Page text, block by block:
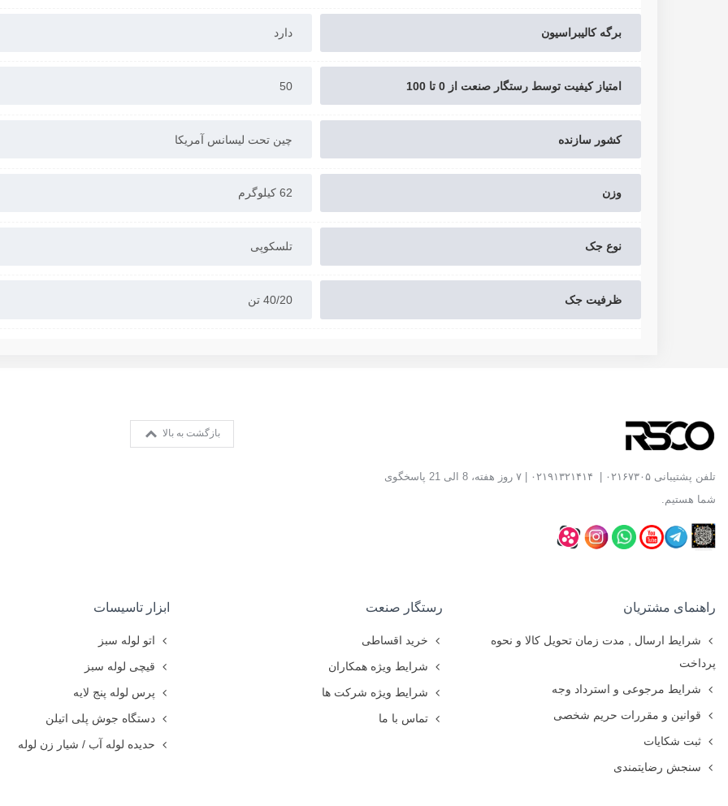
برگه کالیبراسیون دارد
امتیاز کیفیت توسط رستگار صنعت از 0 تا 100 50
کشور سازنده چین تحت لیسانس آمریکا
وزن 62 کیلوگرم
نوع جک تلسکوپی
ظرفیت جک 40/20 تن
تلفن پشتیبانی ۰۲۱۶۷۳۰۵
| ۷ روز هفته، 8 الی 21 پاسخگوی
شما هستیم.
بازگشت به بالا
راهنمای مشتریان
شرایط ارسال , مدت زمان تحویل کالا و نحوه
پرداخت
شرایط مرجوعی و استرداد وجه
قوانین و مقررات حریم شخصی
ثبت شکایات
سنجش رضایتمندی
رستگار صنعت
خرید اقساطی
شرایط ویژه همکاران
شرایط ویژه شرکت ها
تماس با ما
ابزار تاسیسات
اتو لوله سبز
قیچی لوله سبز
پرس لوله پنج لایه
دستگاه جوش پلی اتیلن
حدیده لوله آب / شیار زن لوله